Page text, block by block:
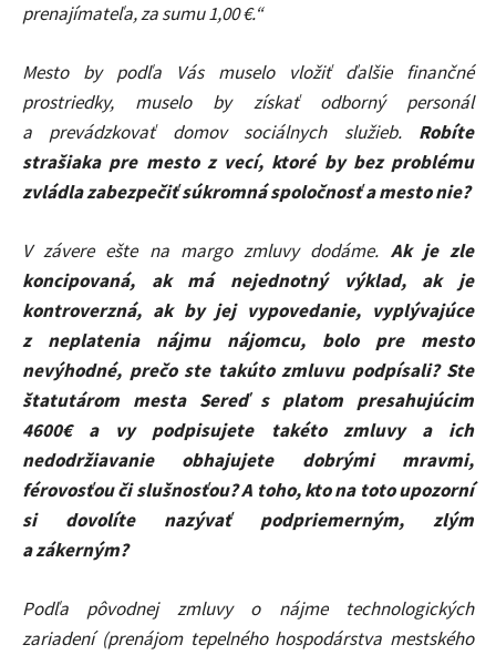
prenajímateľa, za sumu 1,00 €.“
Mesto by podľa Vás muselo vložiť ďalšie finančné
prostriedky, muselo by získať odborný personál
a prevádzkovať domov sociálnych služieb. Robíte
strašiaka pre mesto z vecí, ktoré by bez problému
zvládla zabezpečiť súkromná spoločnosť a mesto nie?
V závere ešte na margo zmluvy dodáme. Ak je zle
koncipovaná, ak má nejednotný výklad, ak je
kontroverzná, ak by jej vypovedanie, vyplývajúce
z neplatenia nájmu nájomcu, bolo pre mesto
nevýhodné, prečo ste takúto zmluvu podpísali? Ste
štatutárom mesta Sereď s platom presahujúcim
4600€ a vy podpisujete takéto zmluvy a ich
nedodržiavanie obhajujete dobrými mravmi,
férovosťou či slušnosťou? A toho, kto na toto upozorní
si dovolíte nazývať podpriemerným, zlým
a zákerným?
Podľa pôvodnej zmluvy o nájme technologických
zariadení (prenájom tepelného hospodárstva mestského